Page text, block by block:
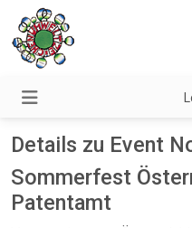
Details zu Event
Sommerfest
Patentamt